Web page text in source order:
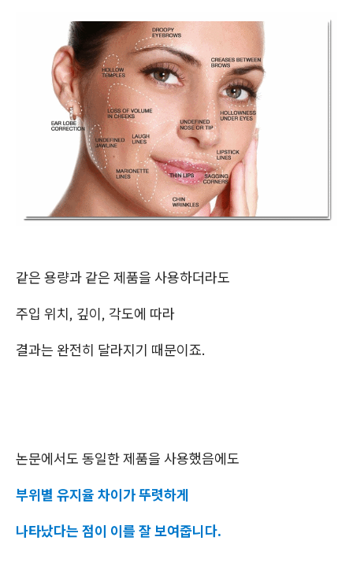
같은 용량과 같은 제품을 사용하더라도
주입 위치, 깊이, 각도에 따라
결과는 완전히 달라지기 때문이죠.
논문에서도 동일한 제품을 사용했음에도
부위별 유지율 차이가 뚜렷하게
나타났다는 점이 이를 잘 보여줍니다.